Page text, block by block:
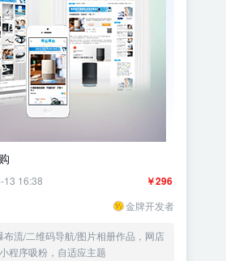
￥296
13 16:38
金牌开发者
布流/二维码导航/图片相册作品，网店
程序吸粉，自适应主题